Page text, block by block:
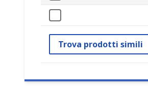
Trova prodotti simili